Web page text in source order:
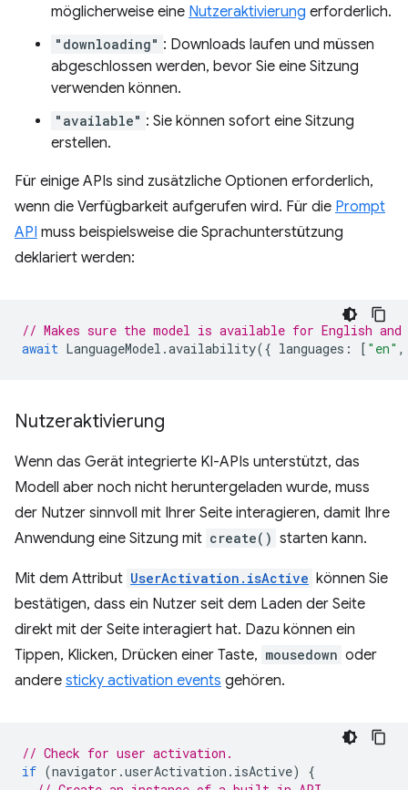
möglicherweise eine Nutzeraktivierung erforderlich.
"downloading" : Downloads laufen und müssen
abgeschlossen werden, bevor Sie eine Sitzung
verwenden können.
"available" : Sie können sofort eine Sitzung
erstellen.
Für einige APIs sind zusätzliche Optionen erforderlich,
wenn die Verfügbarkeit aufgerufen wird. Für die Prompt
API muss beispielsweise die Sprachunterstützung
deklariert werden:
// Makes sure the model is available for English and
await LanguageModel .availability({ languages : [ "en" ,
Nutzeraktivierung
Wenn das Gerät integrierte KI-APIs unterstützt, das
Modell aber noch nicht heruntergeladen wurde, muss
der Nutzer sinnvoll mit Ihrer Seite interagieren, damit Ihre
Anwendung eine Sitzung mit create() starten kann.
Mit dem Attribut UserActivation.isActive können Sie
bestätigen, dass ein Nutzer seit dem Laden der Seite
direkt mit der Seite interagiert hat. Dazu können ein
Tippen, Klicken, Drücken einer Taste, mousedown oder
andere sticky activation events gehören.
// Check for user activation.
if (navigator .userActivation . isActive)
{